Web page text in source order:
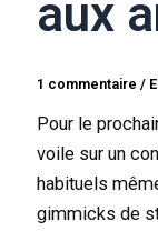
aux
1 commentaire /
Pour le
voile sur un
habituels
gimmicks de